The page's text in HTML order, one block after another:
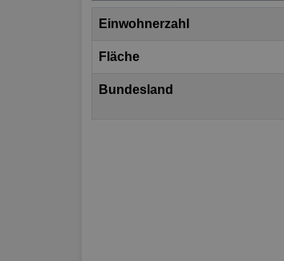
Einwohnerzahl
Fläche
Bundesland